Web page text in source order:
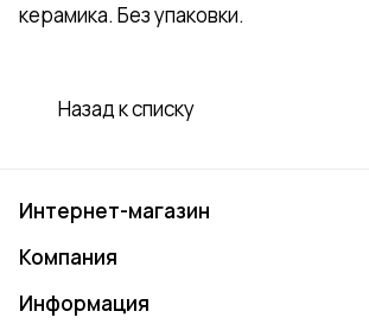
керамика. Без упаковки.
Назад к списку
Интернет-магазин
Компания
Информация